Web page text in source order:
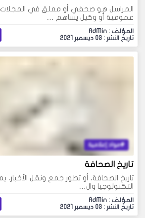
المراسل هو صحفي أو معلق في المجلات
عمومية أو وكيل يساهم …
المؤلف : AdMin
تاريخ النشر : 03 ديسمبر 2021
مواد إعلامية
تاريخ الصحافة
تاريخ الصحافة، أو تطور جمع ونقل
التكنولوجيا وال…
المؤلف : AdMin
تاريخ النشر : 03 ديسمبر 2021